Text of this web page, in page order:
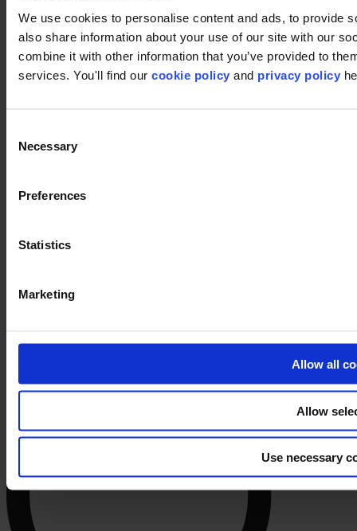
We use cookies to personalise content and ads, to provide
also share information about your use of our site with our
combine it with other information that you’ve provided to
services. You'll find our cookie policy and privacy policy
Selection
Necessary
Preferences
Statistics
Marketing
Allow all
Allow
Use necessary
Artcore
en matière de créativité et de résultat artistique.
Image